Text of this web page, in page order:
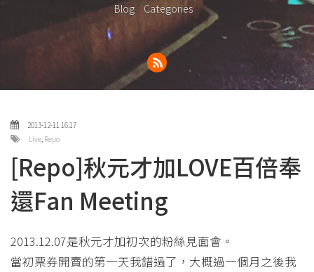
Blog Categories
2013-12-11 16:17
Live, Repo
[Repo]秋元才加LOVE百倍奉
還Fan Meeting
2013.12.07是秋元才加初次的粉絲見面會。
當初票券開賣的第一天我錯過了，大概過一個月之後我